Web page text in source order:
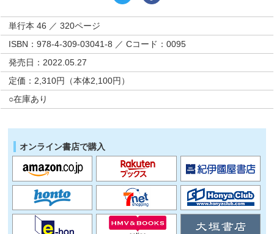
単行本 46 ／ 320ページ
ISBN：978-4-309-03041-8 ／ Cコード：0095
発売日：2022.05.27
定価：2,310円（本体2,100円）
○在庫あり
オンライン書店で購入